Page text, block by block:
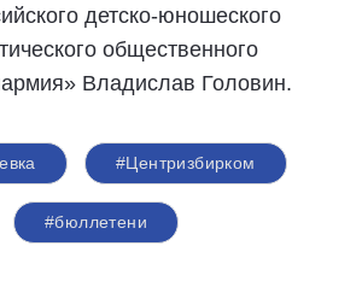
детско-юношеского
общественного
Владислав Головин.
#Центризбирком
#бюллетени